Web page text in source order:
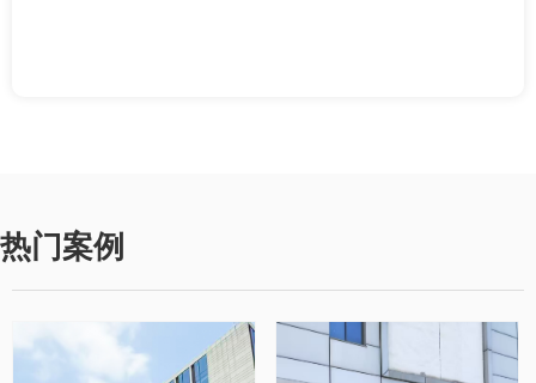
热门案例